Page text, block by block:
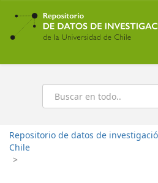
Ir
contenido
principal
Buscar
Repositorio de datos de
Chile
>